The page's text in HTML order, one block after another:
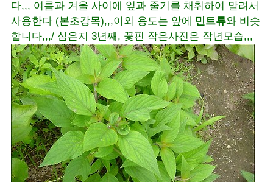
다,,, 여름과 겨울 사이에 잎과 줄기를 채취하여 말려서
사용한다 (본초강목),,,이외 용도는 앞에 민트류와 비슷
합니다,,,/ 심은지 3년째, 꽃핀 작은사진은 작년모습,,,